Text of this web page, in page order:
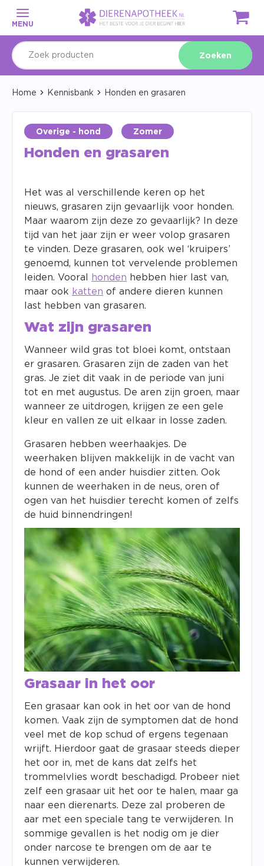
MENU
Zoeken
Home Kennisbank Honden en grasaren
Overige - hond Zomer
Honden en grasaren
Het was al verschillende keren op het
nieuws, grasaren zijn gevaarlijk voor honden.
Maar waarom zijn deze zo gevaarlijk? In deze
tijd van het jaar zijn er weer volop grasaren
te vinden. Deze grasaren, ook wel ‘kruipers’
genoemd, kunnen tot vervelende problemen
leiden. Vooral
honden hebben hier last van,
maar ook katten of andere dieren kunnen
last hebben van grasaren.
Wat zijn grasaren
Wanneer wild gras tot bloei komt, ontstaan
er grasaren. Grasaren zijn de zaden van het
gras. Je ziet dit vaak in de periode van juni
tot en met augustus. De aren zijn groen, maar
wanneer ze uitdrogen, krijgen ze een gele
kleur en vallen ze uit elkaar in losse zaden.
Grasaren hebben weerhaakjes. De
weerhaken blijven makkelijk in de vacht van
de hond of een ander huisdier zitten. Ook
kunnen de weerhaken in de neus, oren of
ogen van het huisdier terecht komen of zelfs
de huid binnendringen!
Grasaar in het oor
Een grasaar kan ook in het oor van de hond
komen. Vaak zijn de symptomen dat de hond
veel met de kop schud of ergens tegenaan
wrijft. Hierdoor gaat de grasaar steeds dieper
het oor in, met de kans dat zelfs het
trommelvlies wordt beschadigd. Probeer niet
zelf een grasaar uit het oor te halen, maar ga
naar een dierenarts. Deze zal proberen de
aar met een speciale tang te verwijderen. In
sommige gevallen is het nodig om je dier
onder narcose te brengen om de aar te
kunnen verwijderen.